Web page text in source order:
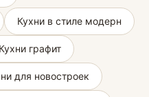
Кухни в стиле модерн
Кухни графит
для новостроек